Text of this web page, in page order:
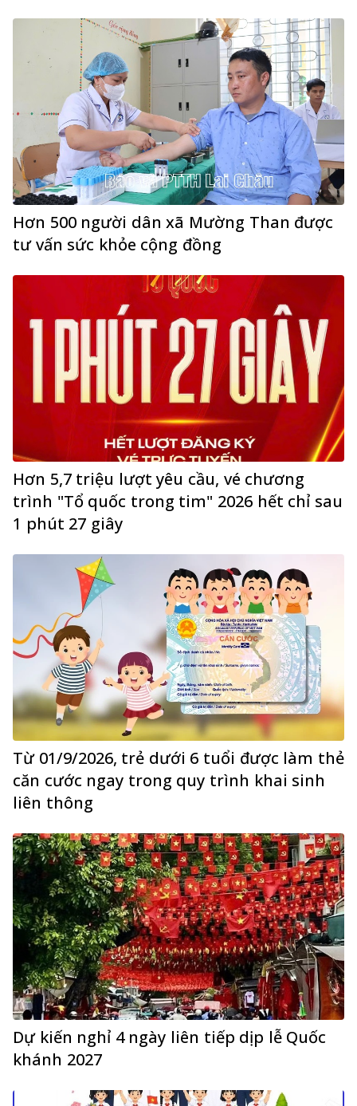
Hơn 500 người dân xã Mường Than được
tư vấn sức khỏe cộng đồng
Hơn 5,7 triệu lượt yêu cầu, vé chương
trình "Tổ quốc trong tim" 2026 hết chỉ sau
1 phút 27 giây
Từ 01/9/2026, trẻ dưới 6 tuổi được làm thẻ
căn cước ngay trong quy trình khai sinh
liên thông
Dự kiến nghỉ 4 ngày liên tiếp dịp lễ Quốc
khánh 2027